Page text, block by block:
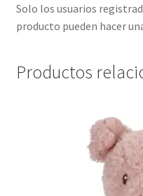
Solo los usuarios
producto pueden hacer
Productos